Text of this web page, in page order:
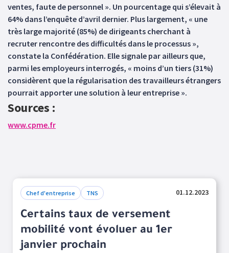
ventes, faute de personnel ». Un pourcentage qui s’élevait à
64% dans l’enquête d’avril dernier. Plus largement, « une
très large majorité (85%) de dirigeants cherchant à
recruter rencontre des difficultés dans le processus »,
constate la Confédération. Elle signale par ailleurs que,
parmi les employeurs interrogés, « moins d’un tiers (31%)
considèrent que la régularisation des travailleurs étrangers
pourrait apporter une solution à leur entreprise ».
Sources :
www.cpme.fr
Chef d'entreprise TNS 01.12.2023
Certains taux de versement
mobilité vont évoluer au 1er
janvier prochain